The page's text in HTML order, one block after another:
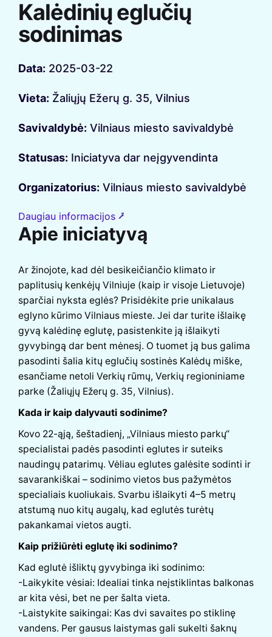
Kalėdinių eglučių
sodinimas
Data: 2025-03-22
Vieta: Žaliųjų Ežerų g. 35, Vilnius
Savivaldybė: Vilniaus miesto savivaldybė
Statusas: Iniciatyva dar neįgyvendinta
Organizatorius: Vilniaus miesto savivaldybė
Daugiau informacijos ⭷
Apie iniciatyvą
Ar žinojote, kad dėl besikeičiančio klimato ir
paplitusių kenkėjų Vilniuje (kaip ir visoje Lietuvoje)
sparčiai nyksta eglės? Prisidėkite prie unikalaus
eglyno kūrimo Vilniaus mieste. Jei dar turite išlaikę
gyvą kalėdinę eglutę, pasistenkite ją išlaikyti
gyvybingą dar bent mėnesį. O tuomet ją bus galima
pasodinti šalia kitų eglučių sostinės Kalėdų miške,
esančiame netoli Verkių rūmų, Verkių regioniniame
parke (Žaliųjų Ežerų g. 35, Vilnius).
Kada ir kaip dalyvauti sodinime?
Kovo 22-ąją, šeštadienį, „Vilniaus miesto parkų“
specialistai padės pasodinti eglutes ir suteiks
naudingų patarimų. Vėliau eglutes galėsite sodinti ir
savarankiškai – sodinimo vietos bus pažymėtos
specialiais kuoliukais. Svarbu išlaikyti 4–5 metrų
atstumą nuo kitų augalų, kad eglutės turėtų
pakankamai vietos augti.
Kaip prižiūrėti eglutę iki sodinimo?
Kad eglutė išliktų gyvybinga iki sodinimo:
-Laikykite vėsiai: Idealiai tinka neįstiklintas balkonas
ar kita vėsi, bet ne per šalta vieta.
-Laistykite saikingai: Kas dvi savaites po stiklinę
vandens. Per gausus laistymas gali sukelti šaknų